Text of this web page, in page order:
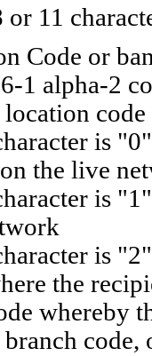
11
Code or
1 alpha-2
code
is
the live
is
is
the
whereby